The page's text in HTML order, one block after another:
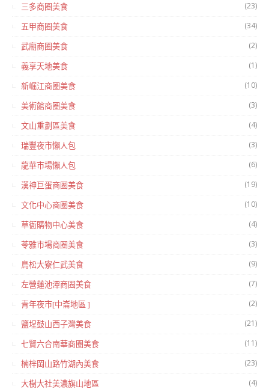
三多商圈美食 (23)
五甲商圈美食 (34)
武廟商圈美食 (2)
義享天地美食 (1)
新崛江商圈美食 (10)
美術館商圈美食 (3)
文山重劃區美食 (4)
瑞豐夜市懶人包 (3)
龍華市場懶人包 (6)
漢神巨蛋商圈美食 (19)
文化中心商圈美食 (10)
草衙購物中心美食 (4)
苓雅市場商圈美食 (3)
鳥松大寮仁武美食 (9)
左營蓮池潭商圈美食 (7)
青年夜市[中崙地區 ] (2)
鹽埕鼓山西子灣美食 (21)
七賢六合南華商圈美食 (11)
楠梓岡山路竹湖內美食 (23)
大樹大社美濃旗山地區 (4)